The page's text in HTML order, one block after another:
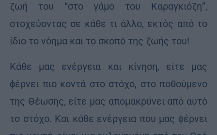
ζωή του “στο γάμο του Καραγκιόζη”,
στοχεύοντας σε κάθε τι άλλο, εκτός από το
ίδιο το νόημα και το σκοπό της ζωής του!
Κάθε μας ενέργεια και κίνηση, είτε μας
ϕέρνει πιο κοντά στο στόχο, στο ποθούμενο
της Θέωσης, είτε μας απομακρύνει από αυτό
το στόχο. Και κάθε ενέργεια που μας ϕέρνει